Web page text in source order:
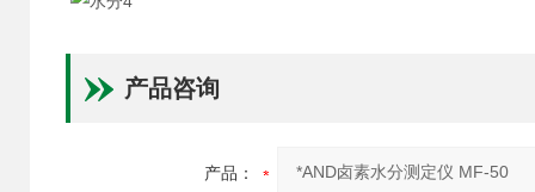
产品咨询
产品：